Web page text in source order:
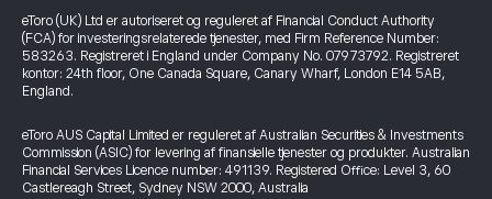
eToro (UK) Ltd er autoriseret og reguleret af Financial Conduct Authority
(FCA) for investeringsrelaterede tjenester, med Firm Reference Number:
583263. Registreret i England under Company No. 07973792. Registreret
kontor: 24th floor, One Canada Square, Canary Wharf, London E14 5AB,
England.
eToro AUS Capital Limited er reguleret af Australian Securities & Investments
Commission (ASIC) for levering af finansielle tjenester og produkter. Australian
Financial Services Licence number: 491139. Registered Office: Level 3, 60
Castlereagh Street, Sydney NSW 2000, Australia